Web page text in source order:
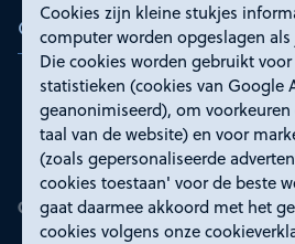
Cookies zijn kleine stukjes
computer worden opgeslagen
Die cookies worden gebruikt
statistieken (cookies van Google
geanonimiseerd), om voorkeuren
taal van de website) en voor
(zoals gepersonaliseerde
cookies toestaan' voor de beste
gaat daarmee akkoord met het
cookies volgens onze
Certificeringen